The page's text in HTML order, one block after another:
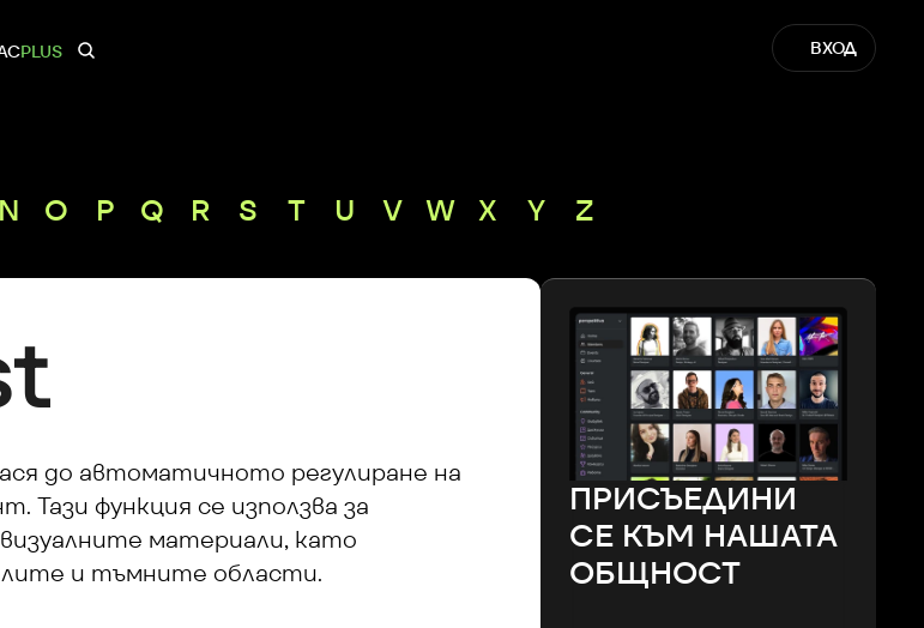
PLUS ВХОД
N O P Q R S T U V W X Y Z
до автоматичното регулиране на
Тази функция се използва за
материали, като
и тъмните области.
ПРИСЪЕДИНИ
СЕ КЪМ НАШАТА
ОБЩНОСТ